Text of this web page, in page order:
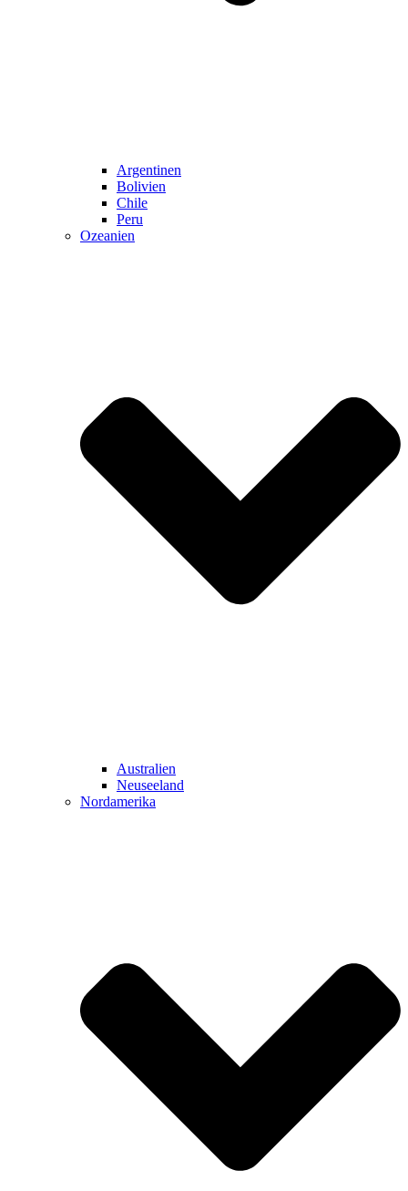
Argentinen
Bolivien
Chile
Peru
Ozeanien
Australien
Neuseeland
Nordamerika